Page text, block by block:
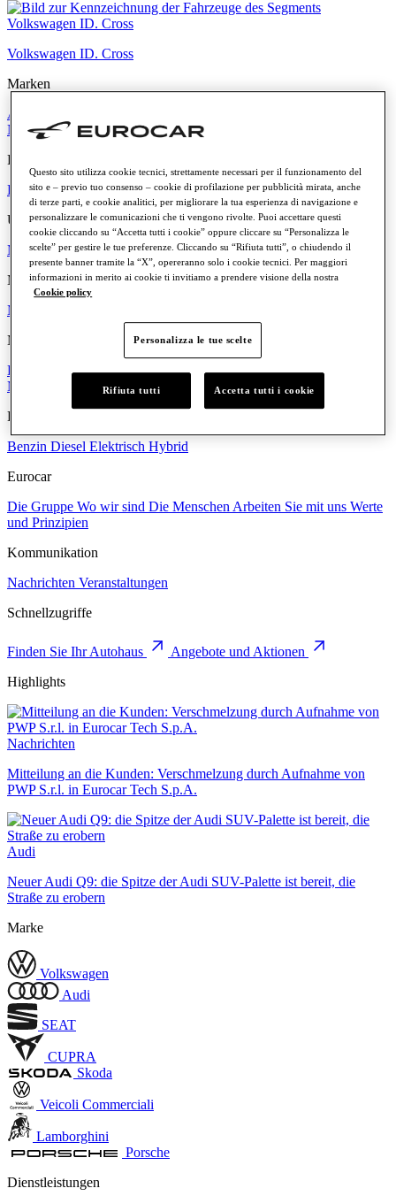
Volkswagen ID. Cross
Marken
Alle Marken
NutzfahrzeugePorsche
Privat
Langzeitmiete
Unternehmen
Miete für Unternehmen
Merkmale und Vorteile der Miete
Mehr erfahren
Monatliche Rate
Bis zu 300 €Zwischen 300 € und 500 €Zwischen 500 € und 700 €
Mehr als 700 €
Kraftstoff
Benzin Diesel Elektrisch Hybrid
Eurocar
Die Gruppe Wo wir sind Die Menschen Arbeiten Sie mit uns Werte
und Prinzipien
Kommunikation
Nachrichten Veranstaltungen
Schnellzugriffe
Finden Sie Ihr Autohaus
Angebote und Aktionen
Highlights
Nachrichten
Mitteilung an die Kunden: Verschmelzung durch Aufnahme von
PWP S.r.l. in Eurocar Tech S.p.A.
Audi
Neuer Audi Q9: die Spitze der Audi SUV-Palette ist bereit, die
Straße zu erobern
Marke
Volkswagen
Audi
SEAT
CUPRA
Skoda
Veicoli Commerciali
Lamborghini
Porsche
Dienstleistungen
Questo sito utilizza cookie tecnici, strettamente necessari per il funzionamento del
sito e – previo tuo consenso – cookie di profilazione per pubblicità mirata, anche
di terze parti, e cookie analitici, per migliorare la tua esperienza di navigazione e
personalizzare le comunicazioni che ti vengono rivolte. Puoi accettare questi
cookie cliccando su “Accetta tutti i cookie” oppure cliccare su “Personalizza le
scelte” per gestire le tue preferenze. Cliccando su “Rifiuta tutti”, o chiudendo il
presente banner tramite la “X”, opereranno solo i cookie tecnici. Per maggiori
informazioni in merito ai cookie ti invitiamo a prendere visione della nostra
Cookie policy
Personalizza le tue scelte
Rifiuta tutti Accetta tutti i cookie